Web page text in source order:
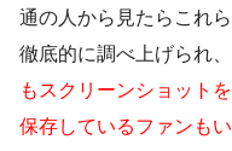
通の人から見たらこれ
徹底的に調べ上げられ
もスクリーンショット
保存しているファンも